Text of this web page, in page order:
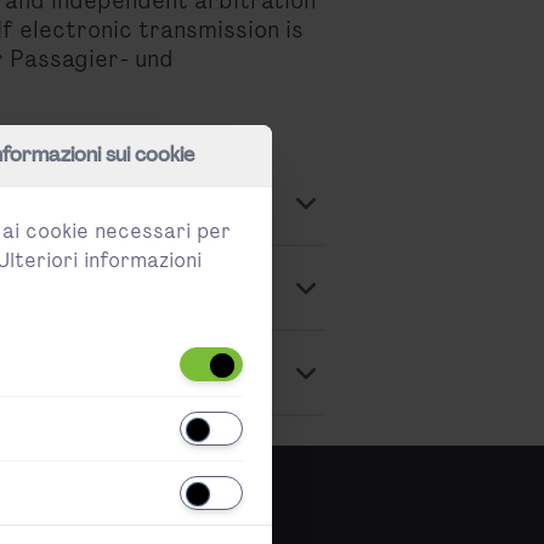
sui cookie
cookie necessari per
informazioni
electronic transmission is
und